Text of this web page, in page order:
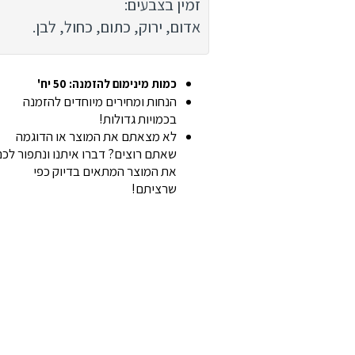
זמין בצבעים:
אדום, ירוק, כתום, כחול, לבן.
כמות מינימום להזמנה: 50 יח'
הנחות ומחירים מיוחדים להזמנה
בכמויות גדולות!
לא מצאתם את המוצר או הדוגמה
שאתם רוצים? דברו איתנו ונתפור
את המוצר המתאים בדיוק כפי
שרציתם!